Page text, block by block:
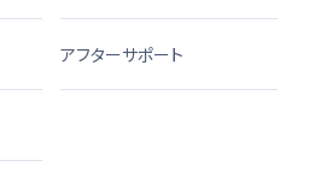
アフターサポート